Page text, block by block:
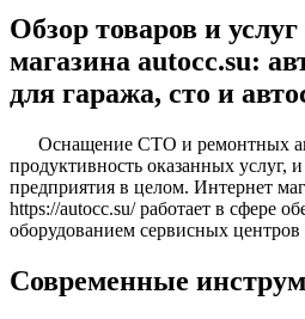
Обзор товаров и
магазина autocc.su:
для гаража, сто и
Оснащение СТО и ремонтных
продуктивность оказанных услуг,
предприятия в целом. Интернет
https://autocc.su/ работает в сфере
оборудованием сервисных
Современные